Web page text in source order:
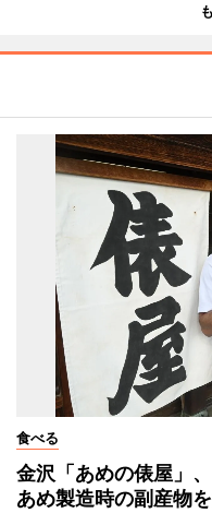
食べる
金沢「あめの俵屋」
あめ製造時の副産物